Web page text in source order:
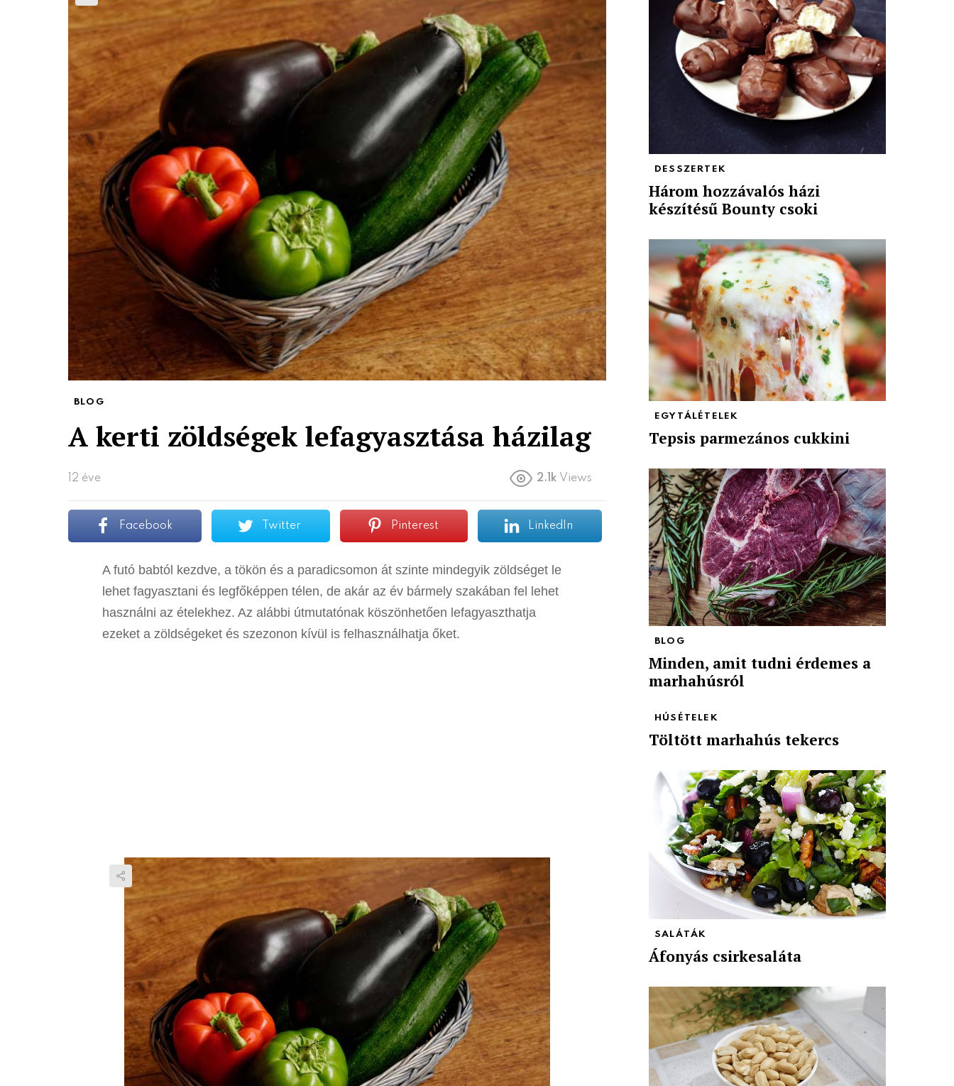
BLOG
A kerti zöldségek lefagyasztása házilag
12 éve 2.1k Views
Facebook Twitter Pinterest LinkedIn
A futó babtól kezdve, a tökön és a paradicsomon át szinte mindegyik zöldséget le
lehet fagyasztani és legfőképpen télen, de akár az év bármely szakában fel lehet
használni az ételekhez. Az alábbi útmutatónak köszönhetően lefagyaszthatja
ezeket a zöldségeket és szezonon kívül is felhasználhatja őket.
DESSZERTEK
Három hozzávalós házi
készítésű Bounty csoki
EGYTÁLÉTELEK
Tepsis parmezános cukkini
BLOG
Minden, amit tudni érdemes a
marhahúsról
HÚSÉTELEK
Töltött marhahús tekercs
SALÁTÁK
Áfonyás csirkesaláta